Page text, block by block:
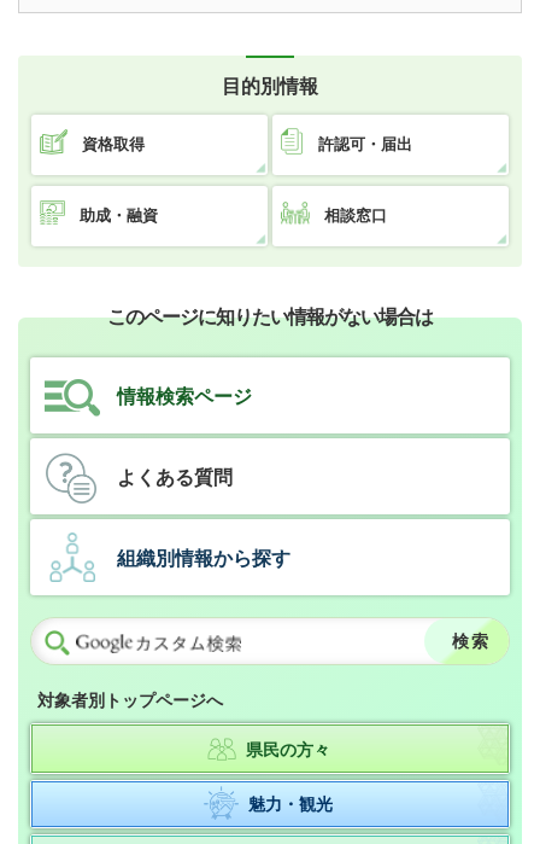
目的別情報
資格取得 許認可・届出
助成・融資 相談窓口
このページに知りたい情報がない場合は
情報検索ページ
よくある質問
組織別情報から探す
対象者別トップページへ
県民の方々
魅力・観光